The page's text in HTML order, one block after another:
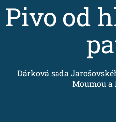
Pivo od
Dárková sada
Moumou a